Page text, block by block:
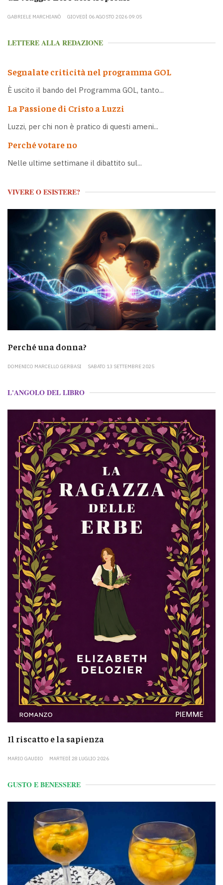
GABRIELE MARCHIANÒ GIOVEDÌ 06 AGOSTO 2026 09:05
LETTERE ALLA REDAZIONE
Segnalate criticità nel programma GOL
È uscito il bando del Programma GOL, tanto...
La Passione di Cristo a Luzzi
Luzzi, per chi non è pratico di questi ameni...
Perché votare no
Nelle ultime settimane il dibattito sul...
VIVERE O ESISTERE?
Perché una donna?
DOMENICO MARCELLO GERBASI SABATO 13 SETTEMBRE 2025
L'ANGOLO DEL LIBRO
Il riscatto e la sapienza
MARIO GAUDIO MARTEDÌ 28 LUGLIO 2026
GUSTO E BENESSERE